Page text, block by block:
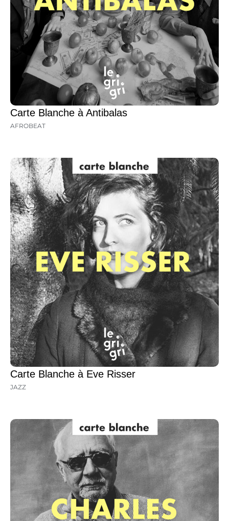
Carte Blanche à Antibalas
AFROBEAT
Carte Blanche à Eve Risser
JAZZ